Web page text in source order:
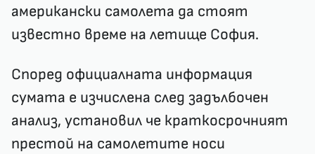
американски самолета да стоят
известно време на летище София.
Според официалната информация
сумата е изчислена след задълбочен
анализ, установил че краткосрочният
престой на самолетите носи